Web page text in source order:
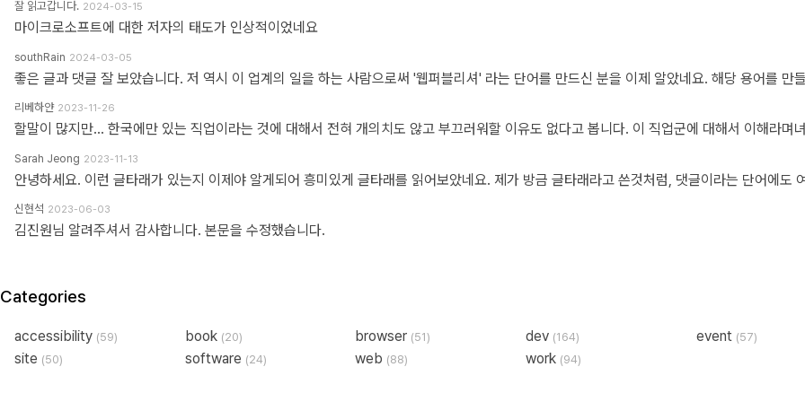
잘 읽고갑니다. 2024-03-15
마이크로소프트에 대한 저자의 태도가 인상적이었네요
southRain 2024-03-05
리베하얀 2023-11-26
Sarah Jeong 2023-11-13
신현석 2023-06-03
김진원님 알려주셔서 감사합니다. 본문을 수정했습니다.
Categories
accessibility (59) book (20) browser (51) dev (164) event (57)
site (50) software (24) web (88) work (94)